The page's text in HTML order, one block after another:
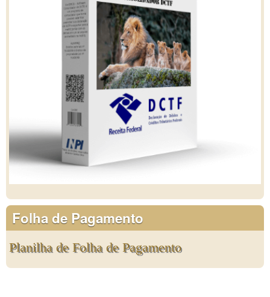
Folha de Pagamento
Planilha de Folha de Pagamento